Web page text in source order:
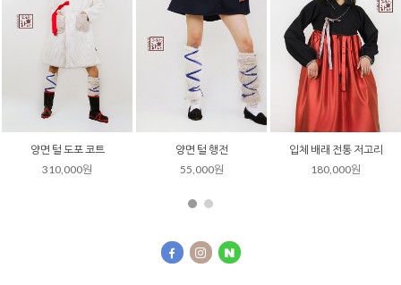
양면 털 도포 코트
310,000원
양면 털 행전
55,000원
입체 배래 전통 저고리
180,000원